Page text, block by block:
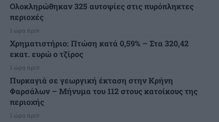
Ολοκληρώθηκαν 325 αυτοψίες στις πυρόπληκτες
περιοχές
1 ώρα πριν
Χρηματιστήριο: Πτώση κατά 0,59% – Στα 320,42
εκατ. ευρώ ο τζίρος
1 ώρα πριν
Πυρκαγιά σε γεωργική έκταση στην Κρήνη
Φαρσάλων – Μήνυμα του 112 στους κατοίκους της
περιοχής
1 ώρα πριν